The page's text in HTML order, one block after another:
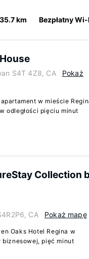
35.7 km Bezpłatny Wi-
S4T 4Z8, CA
Pokaż
w mieście
odległości pięciu minut
Collection
CA Pokaż mapę
Oaks Hotel Regina w
pięć minut